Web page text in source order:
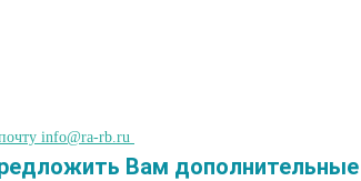
info@ra-rb.ru
Вам дополнительные